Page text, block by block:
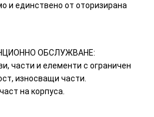
и единствено от оторизирана
ОБСЛУЖВАНЕ:
части и елементи с ограничен
износващи части.
на корпуса.